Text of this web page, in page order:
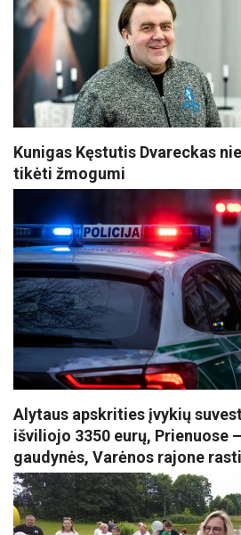
Kunigas Kęstutis Dvareckas
tikėti žmogumi
Alytaus apskrities įvykių
išviliojo 3350 eurų, Prienuose
gaudynės, Varėnos rajone